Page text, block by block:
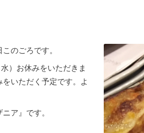
のごろです。
）お休みをいただきま
いただく予定です。よ
ア』です。